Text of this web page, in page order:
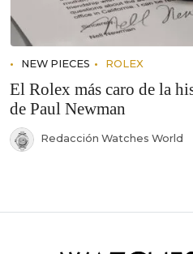
NEW PIECES ROLEX
El Rolex más caro de la
de Paul Newman
Redacción Watches World